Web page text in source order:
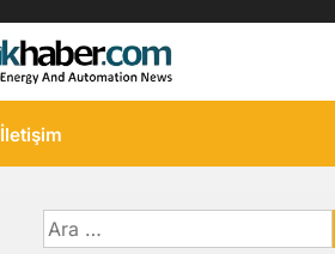
İletişim
Arama: